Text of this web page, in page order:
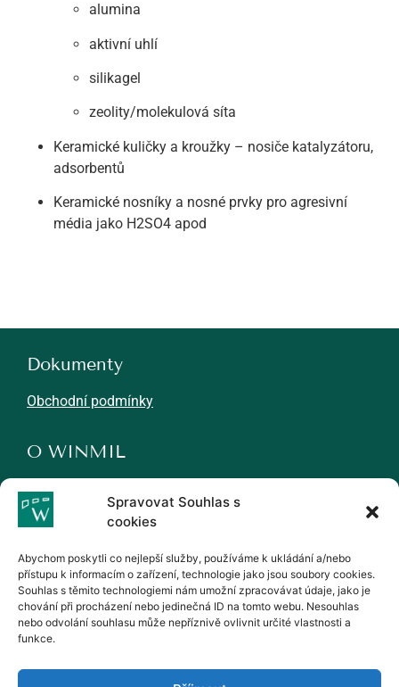
Spravovat Souhlas s
cookies
Abychom poskytli co nejlepší služby, používáme k ukládání a/nebo
přístupu k informacím o zařízení, technologie jako jsou soubory cookies.
Souhlas s těmito technologiemi nám umožní zpracovávat údaje, jako je
chování při procházení nebo jedinečná ID na tomto webu. Nesouhlas
nebo odvolání souhlasu může nepříznivě ovlivnit určité vlastnosti a
funkce.
alumina
aktivní uhlí
silikagel
zeolity/molekulová síta
Keramické kuličky a kroužky – nosiče katalyzátoru,
adsorbentů
Keramické nosníky a nosné prvky pro agresivní
média jako H2SO4 apod
Dokumenty
Obchodní podmínky
O WINMIL
Novinky
Kariéra
Partneři
Kontakty
WINMIL, s.r.o.
winmil@winmil.cz